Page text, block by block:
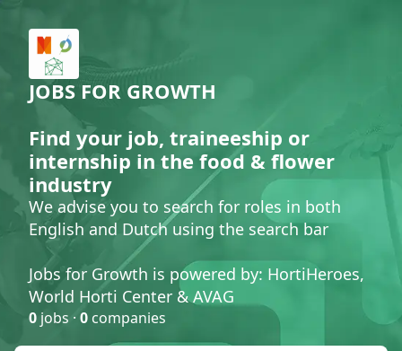
JOBS FOR GROWTH
Find your job, traineeship or
internship in the food & flower
industry
We advise you to search for roles in both
English and Dutch using the search bar
Jobs for Growth is powered by: HortiHeroes,
World Horti Center & AVAG
0 jobs · 0 companies